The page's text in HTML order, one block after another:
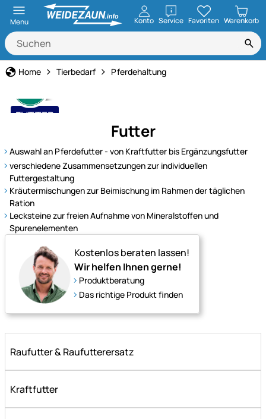
Menu Konto ServiceöffnenFavoriten Warenkorb
Home Tierbedarf Pferdehaltung
FUTTER
Futter
Auswahl an Pferdefutter - von Kraftfutter bis Ergänzungsfutter
verschiedene Zusammensetzungen zur individuellen
Futtergestaltung
Kräutermischungen zur Beimischung im Rahmen der täglichen
Ration
Lecksteine zur freien Aufnahme von Mineralstoffen und
Spurenelementen
Kostenlos beraten lassen!
Wir helfen Ihnen gerne!
Produktberatung
Das richtige Produkt finden
Raufutter & Raufutterersatz
Kraftfutter